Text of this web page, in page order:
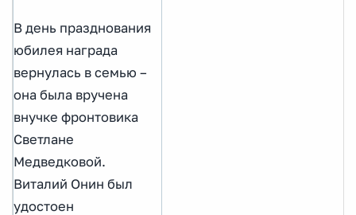
В день празднования
юбилея награда
вернулась в семью –
она была вручена
внучке фронтовика
Светлане
Медведковой.
Виталий Онин был
удостоен